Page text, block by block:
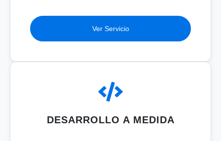
Ver Servicio
DESARROLLO A MEDIDA